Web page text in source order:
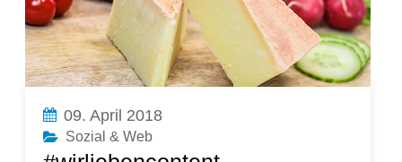
09. April 2018
Sozial & Web